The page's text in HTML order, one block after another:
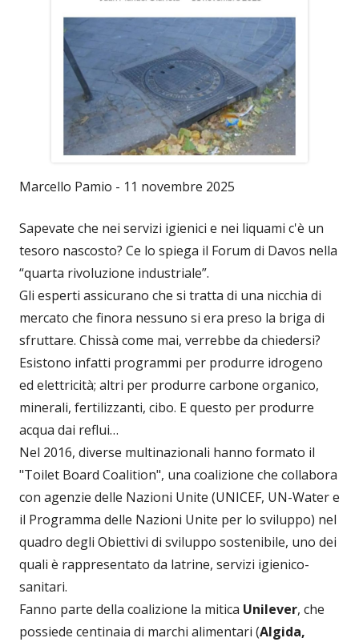
Marcello Pamio - 11 novembre 2025
Sapevate che nei servizi igienici e nei liquami c'è un
tesoro nascosto? Ce lo spiega il Forum di Davos nella
“quarta rivoluzione industriale”.
Gli esperti assicurano che si tratta di una nicchia di
mercato che finora nessuno si era preso la briga di
sfruttare. Chissà come mai, verrebbe da chiedersi?
Esistono infatti programmi per produrre idrogeno
ed elettricità; altri per produrre carbone organico,
minerali, fertilizzanti, cibo. E questo per produrre
acqua dai reflui…
Nel 2016, diverse multinazionali hanno formato il
"Toilet Board Coalition", una coalizione che collabora
con agenzie delle Nazioni Unite (UNICEF, UN-Water e
il Programma delle Nazioni Unite per lo sviluppo) nel
quadro degli Obiettivi di sviluppo sostenibile, uno dei
quali è rappresentato da latrine, servizi igienico-
sanitari.
Fanno parte della coalizione la mitica Unilever, che
possiede centinaia di marchi alimentari (Algida,